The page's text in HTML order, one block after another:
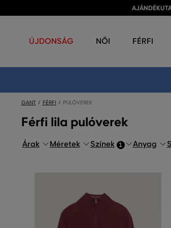
ÚJDONSÁG NŐI FÉRFI
GANT FÉRFI PULÓVEREK
Férfi lila pulóverek
Árak Méretek Színek 1 Anyag